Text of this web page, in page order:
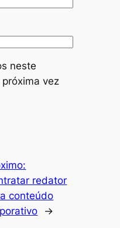
neste
vez
redator
conteúdo
→